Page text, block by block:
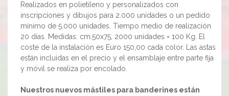
Realizados en polietileno y personalizados con
inscripciones y dibujos para 2.000 unidades o un pedido
mínimo de 5.000 unidades. Tiempo medio de realización
20 días. Medidas: cm.50x75, 2000 unidades = 100 Kg. El
coste de la instalación es Euro 150,00 cada color. Las astas
están incluidas en el precio y el ensamblaje entre parte fija
y móvil se realiza por encolado.
Nuestros nuevos mástiles para banderines están